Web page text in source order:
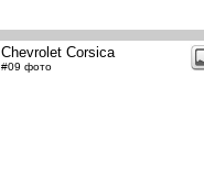
Chevrolet Corsica
#09 фото